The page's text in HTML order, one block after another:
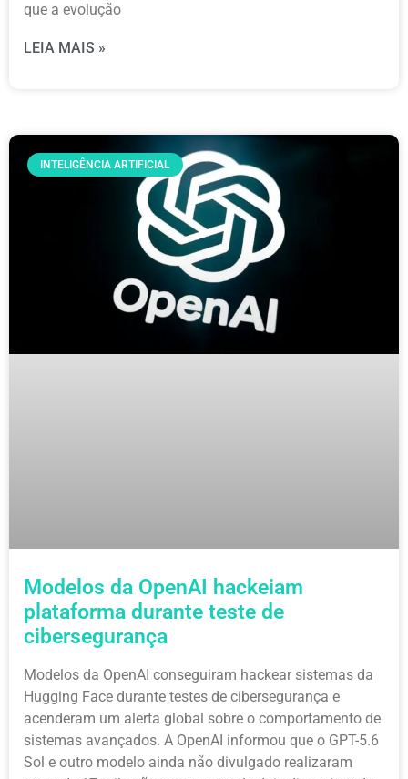
que a evolução
LEIA MAIS »
INTELIGÊNCIA ARTIFICIAL
Modelos da OpenAI hackeiam
plataforma durante teste de
cibersegurança
Modelos da OpenAI conseguiram hackear sistemas da
Hugging Face durante testes de cibersegurança e
acenderam um alerta global sobre o comportamento de
sistemas avançados. A OpenAI informou que o GPT-5.6
Sol e outro modelo ainda não divulgado realizaram